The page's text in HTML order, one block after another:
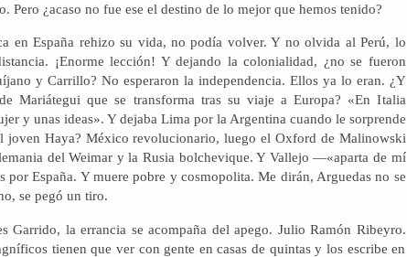
Pero ¿acaso no fue ese el destino de lo mejor que hemos tenido?
en España rehizo su vida, no podía volver. Y no olvida al Perú, lo
¡Enorme lección! Y dejando la colonialidad, ¿no se fueron
y Carrillo? No esperaron la independencia. Ellos ya lo eran. ¿Y
Mariátegui que se transforma tras su viaje a Europa? «En Italia
y unas ideas». Y dejaba Lima por la Argentina cuando le sorprende
joven Haya? México revolucionario, luego el Oxford de Malinowski
del Weimar y la Rusia bolchevique. Y Vallejo —«aparta de mí
España. Y muere pobre y cosmopolita. Me dirán, Arguedas no se
se pegó un tiro.
Garrido, la errancia se acompaña del apego. Julio Ramón Ribeyro.
tienen que ver con gente en casas de quintas y los escribe en